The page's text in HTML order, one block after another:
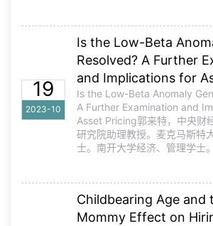
Is the Low-Beta
Resolved? A Further
and Implications for
19
2023-10
Is the Low-Beta Anomaly
A Further Examination and
Asset Pricing郭来特，中央财
研究院助理教授。麦克马斯特
士。南开大学经济、管理学士
Childbearing Age and
Mommy Effect on